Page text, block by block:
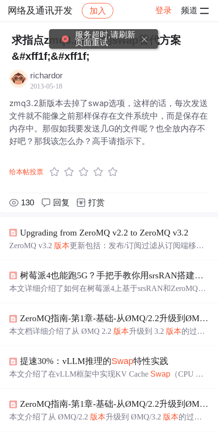
网络及通讯开发 加入 登录 频道
社区 网络及通讯开发 帖子详情
求指点zmq3.2版本的swap替代方案
&#xff1f;&#xff1f;
richardor
2013-05-18
zmq3.2新版本去掉了swap选项，这样的话，每次发送
文件就不能像之前那样保存在文件系统中，而是保存在
内存中。那假如我要发送几G的文件呢？也全放内存不
好吧？那我该怎么办？高手请指示下。
给本帖投票
130 回复 打赏
Upgrading from ZeroMQ v2.2 to ZeroMQ v3.2
ZeroMQ v3.2 版本更新包括：发布/订阅过滤从订阅端移至
用方式；zmq_poll() 方法等待单位从微秒改为毫秒等。这些
变更可能会影响现有应用程序。
树莓派4也能跑5G？手把手教你用srsRAN搭建低成本5G NSA实验环境（附ZMQ配置）
本文详细介绍了如何在树莓派4上基于srsRAN和ZeroMQ构
置、NSA双基站（eNB/gNB）与UE协同部署、网络命名空
间隔离、连接验证及iperf3性能测试。重点突出树莓派平台
ZeroMQ指南-第1章-基础-从ØMQ/2.2升级到ØMQ/3.2
本文档详细介绍了从 ØMQ 2.2 版本升级到 3.2 版本的过
平滑过渡到新版。此外，文中还强调了 ØMQ 设计理念中
连接与套接字的区别。
提速30%：vLLM推理的Swap特性实践
本文介绍了在vLLM框架中实现KV Cache Swap （CPU Offl
备零开销特性——低命中率时不引入额外延迟；实测显示
TTFT最高降低30%，高重复前缀场景收益超50%。核心技
ZeroMQ指南-第1章-基础-从ØMQ/2.2升级到ØMQ/3.2 ...
本文介绍了从 ØMQ/2.2 版本升级到 ØMQ/3.2 版本的过
服务超时,请刷新
页面重试